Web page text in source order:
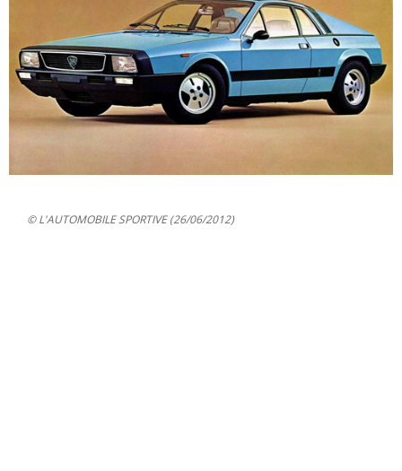
© L'AUTOMOBILE SPORTIVE (26/06/2012)